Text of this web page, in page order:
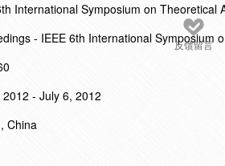
反馈留言
International Symposium on Theoretical
- IEEE 6th International Symposium
2012 - July 6, 2012
China